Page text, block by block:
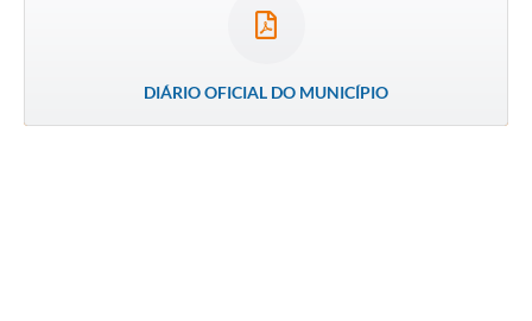
DIÁRIO OFICIAL DO MUNICÍPIO